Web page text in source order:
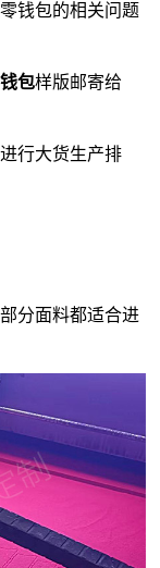
钱包的相关问题
包样版邮寄给
行大货生产排
分面料都适合进